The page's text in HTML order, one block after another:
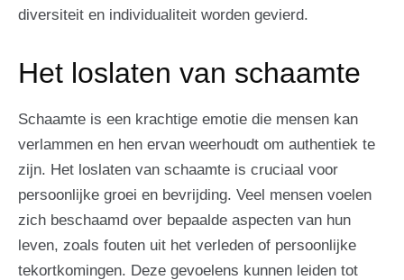
diversiteit en individualiteit worden gevierd.
Het loslaten van schaamte
Schaamte is een krachtige emotie die mensen kan
verlammen en hen ervan weerhoudt om authentiek te
zijn. Het loslaten van schaamte is cruciaal voor
persoonlijke groei en bevrijding. Veel mensen voelen
zich beschaamd over bepaalde aspecten van hun
leven, zoals fouten uit het verleden of persoonlijke
tekortkomingen. Deze gevoelens kunnen leiden tot